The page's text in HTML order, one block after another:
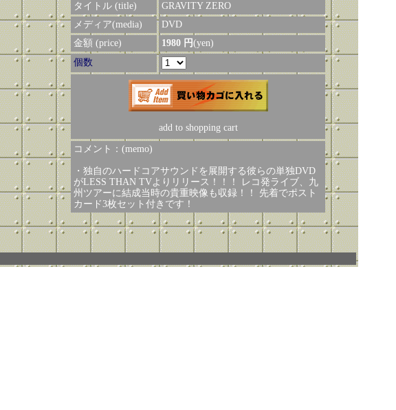
タイトル (title)
GRAVITY ZERO
メディア(media)
DVD
金額 (price)
1980 円(yen)
個数
add to shopping cart
コメント：(memo)
・独自のハードコアサウンドを展開する彼らの単独DVD
がLESS THAN TVよりリリース！！！ レコ発ライブ、九
州ツアーに結成当時の貴重映像も収録！！ 先着でポスト
カード3枚セット付きです！